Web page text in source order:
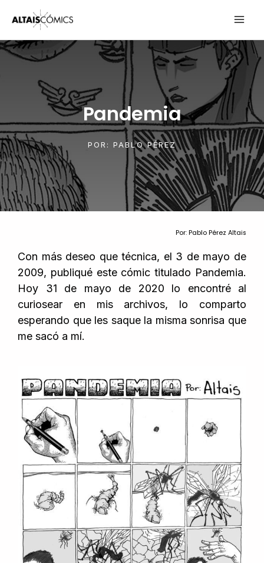
contenido
Pandemia
POR: PABLO PÉREZ
Por: Pablo Pérez Altais
Con más deseo que técnica, el 3 de mayo de
2009, publiqué este cómic titulado Pandemia.
Hoy 31 de mayo de 2020 lo encontré al
curiosear en mis archivos, lo comparto
esperando que les saque la misma sonrisa que
me sacó a mí.